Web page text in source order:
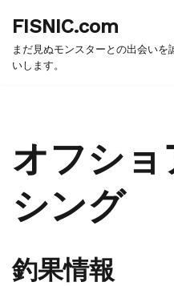
コ
ン
ス
ッ
プ
FISNIC.com
まだ見ぬモンスターとの出会いを
いします。
オフショ
シング
釣果情報